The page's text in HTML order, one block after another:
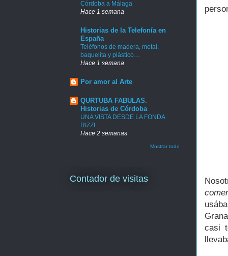
casi
Córdoba a Málaga
Hace 1 semana
Historias de la Telefonía en
España
Teléfonos de madera, metal,
baquelita y plástico…
Hace 1 semana
Por amor al Arte
QURTUBA FABULAS.
Historias de Córdoba
UNA VISTA DESDE LA FONDA
RIZZI
Hace 2 semanas
Mostrar todo
Contador de visitas